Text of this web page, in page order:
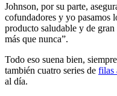
Johnson, por su parte,
cofundadores y yo pasamos
producto saludable y de
más que nunca”.
Todo eso suena bien,
también cuatro series de filas
al día.